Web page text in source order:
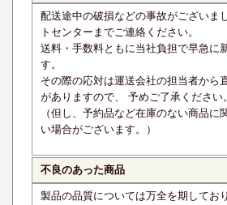
配送途中の破損などの事故がございま
トセンターまでご連絡ください。
送料・手数料ともに当社負担で早急に
す。
その際の応対は運送会社の担当者から
がありますので、 予めご了承ください。
（但し、予約品など在庫のない商品に
い場合がございます。）
不良のあった商品
製品の品質については万全を期してお